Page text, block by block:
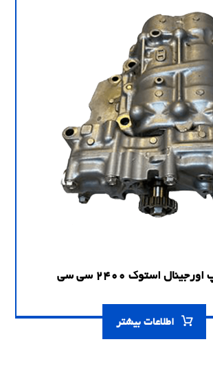
استوک 2400 سی سی
اطلاعات بیشتر